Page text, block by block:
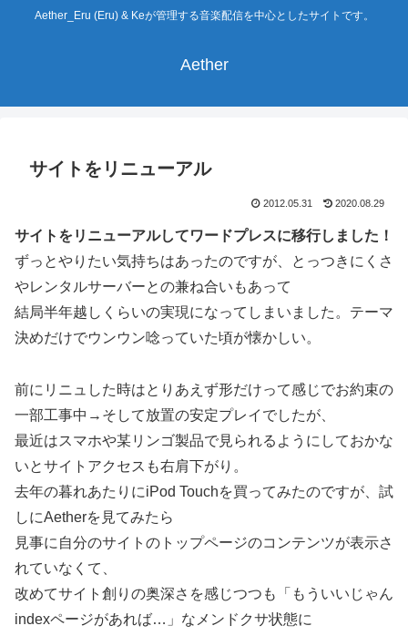
Aether_Eru (Eru) & Keが管理する音楽配信を中心としたサイトです。
Aether
サイトをリニューアル
2012.05.31 2020.08.29
サイトをリニューアルしてワードプレスに移行しました！
ずっとやりたい気持ちはあったのですが、とっつきにくさ
やレンタルサーバーとの兼ね合いもあって
結局半年越しくらいの実現になってしまいました。テーマ
決めだけでウンウン唸っていた頃が懐かしい。
前にリニュした時はとりあえず形だけって感じでお約束の
一部工事中→そして放置の安定プレイでしたが、
最近はスマホや某リンゴ製品で見られるようにしておかな
いとサイトアクセスも右肩下がり。
去年の暮れあたりにiPod Touchを買ってみたのですが、試
しにAetherを見てみたら
見事に自分のサイトのトップページのコンテンツが表示さ
れていなくて、
改めてサイト創りの奥深さを感じつつも「もういいじゃん
indexページがあれば…」なメンドクサ状態に